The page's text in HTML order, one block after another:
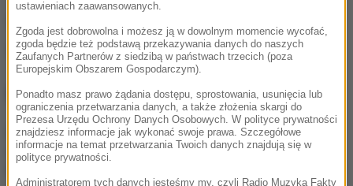
Źródło: RMF FM
NAJWAŻNIEJSZE FAKTY
Mobilizacja po
wydarzeniach w Lipsku.
ustawieniach zaawansowanych.
Zgoda jest dobrowolna i możesz ją w dowolnym momencie wycofać,
zgoda będzie też podstawą przekazywania danych do naszych
Zaufanych Partnerów z siedzibą w państwach trzecich (poza
Europejskim Obszarem Gospodarczym).
Ponadto masz prawo żądania dostępu, sprostowania, usunięcia lub
ograniczenia przetwarzania danych, a także złożenia skargi do
Prezesa Urzędu Ochrony Danych Osobowych. W polityce prywatności
znajdziesz informacje jak wykonać swoje prawa. Szczegółowe
informacje na temat przetwarzania Twoich danych znajdują się w
polityce prywatności.
Administratorem tych danych jesteśmy my, czyli Radio Muzyka Fakty